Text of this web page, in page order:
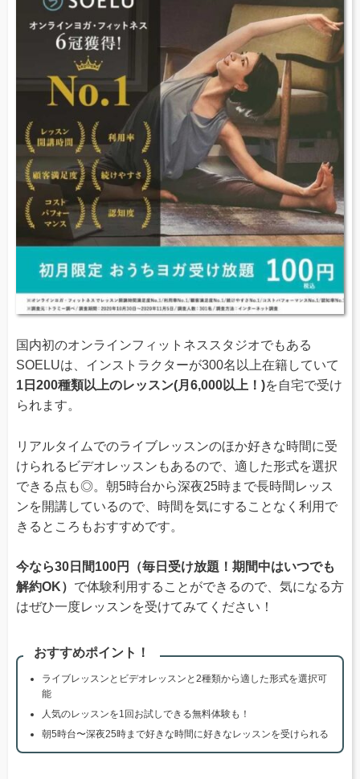
国内初のオンラインフィットネススタジオでもある
SOELUは、インストラクターが300名以上在籍していて
1日200種類以上のレッスン(月6,000以上！)を自宅で受け
られます。
リアルタイムでのライブレッスンのほか好きな時間に受
けられるビデオレッスンもあるので、適した形式を選択
できる点も◎。朝5時台から深夜25時まで長時間レッス
ンを開講しているので、時間を気にすることなく利用で
きるところもおすすめです。
今なら30日間100円（毎日受け放題！期間中はいつでも
解約OK） で体験利用することができるので、気になる方
はぜひ一度レッスンを受けてみてください！
おすすめポイント！
ライブレッスンとビデオレッスンと2種類から適した形式を選択可
能
人気のレッスンを1回お試しできる無料体験も！
朝5時台〜深夜25時まで好きな時間に好きなレッスンを受けられる